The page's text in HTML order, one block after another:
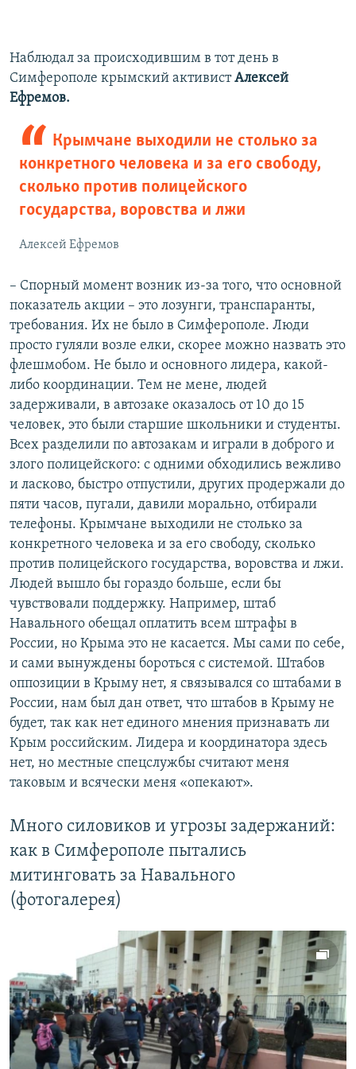
Наблюдал за происходившим в тот день в
Симферополе крымский активистАлексей
Ефремов.
Крымчане выходили не столько за
конкретного человека и за его свободу,
сколько против полицейского
государства, воровства и лжи
Алексей Ефремов
– Спорный момент возник из-за того, что основной
показатель акции – это лозунги, транспаранты,
требования. Их не было в Симферополе. Люди
просто гуляли возле елки, скорее можно назвать это
флешмобом. Не было и основного лидера, какой-
либо координации. Тем не мене, людей
задерживали, в автозаке оказалось от 10 до 15
человек, это были старшие школьники и студенты.
Всех разделили по автозакам и играли в доброго и
злого полицейского: с одними обходились вежливо
и ласково, быстро отпустили, других продержали до
пяти часов, пугали, давили морально, отбирали
телефоны. Крымчане выходили не столько за
конкретного человека и за его свободу, сколько
против полицейского государства, воровства и лжи.
Людей вышло бы гораздо больше, если бы
чувствовали поддержку. Например, штаб
Навального обещал оплатить всем штрафы в
России, но Крыма это не касается. Мы сами по себе,
и сами вынуждены бороться с системой. Штабов
оппозиции в Крыму нет, я связывался со штабами в
России, нам был дан ответ, что штабов в Крыму не
будет, так как нет единого мнения признавать ли
Крым российским. Лидера и координатора здесь
нет, но местные спецслужбы считают меня
таковым и всячески меня «опекают».
Много силовиков и угрозы задержаний:
как в Симферополе пытались
митинговать за Навального
(фотогалерея)